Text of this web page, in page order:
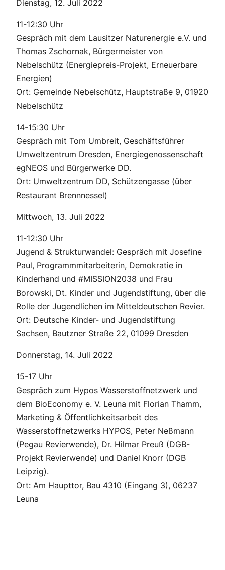
Dienstag, 12. Juli 2022
11-12:30 Uhr
Gespräch mit dem Lausitzer Naturenergie e.V. und
Thomas Zschornak, Bürgermeister von
Nebelschütz (Energiepreis-Projekt, Erneuerbare
Energien)
Ort: Gemeinde Nebelschütz, Hauptstraße 9, 01920
Nebelschütz
14-15:30 Uhr
Gespräch mit Tom Umbreit, Geschäftsführer
Umweltzentrum Dresden, Energiegenossenschaft
egNEOS und Bürgerwerke DD.
Ort: Umweltzentrum DD, Schützengasse (über
Restaurant Brennnessel)
Mittwoch, 13. Juli 2022
11-12:30 Uhr
Jugend & Strukturwandel: Gespräch mit Josefine
Paul, Programmmitarbeiterin, Demokratie in
Kinderhand und #MISSION2038 und Frau
Borowski, Dt. Kinder und Jugendstiftung, über die
Rolle der Jugendlichen im Mitteldeutschen Revier.
Ort: Deutsche Kinder- und Jugendstiftung
Sachsen, Bautzner Straße 22, 01099 Dresden
Donnerstag, 14. Juli 2022
15-17 Uhr
Gespräch zum Hypos Wasserstoffnetzwerk und
dem BioEconomy e. V. Leuna mit Florian Thamm,
Marketing & Öffentlichkeitsarbeit des
Wasserstoffnetzwerks HYPOS, Peter Neßmann
(Pegau Revierwende), Dr. Hilmar Preuß (DGB-
Projekt Revierwende) und Daniel Knorr (DGB
Leipzig).
Ort: Am Haupttor, Bau 4310 (Eingang 3), 06237
Leuna